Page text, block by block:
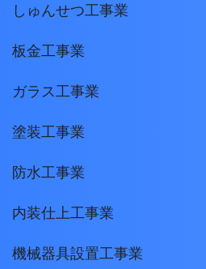
しゅんせつ工事業
板金工事業
ガラス工事業
塗装工事業
防水工事業
内装仕上工事業
機械器具設置工事業